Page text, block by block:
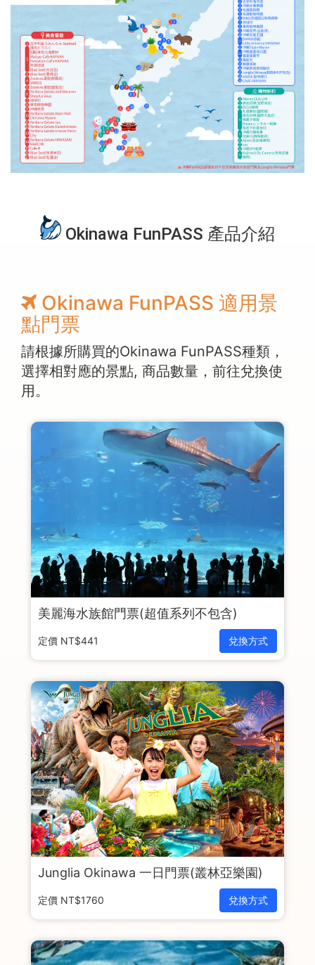
Okinawa FunPASS 產品介紹
Okinawa FunPASS 適用景
點門票
請根據所購買的Okinawa FunPASS種類，
選擇相對應的景點, 商品數量，前往兌換使
用。
美麗海水族館門票(超值系列不包含)
定價 NT$441 兌換方式
Junglia Okinawa 一日門票(叢林亞樂園)
定價 NT$1760 兌換方式